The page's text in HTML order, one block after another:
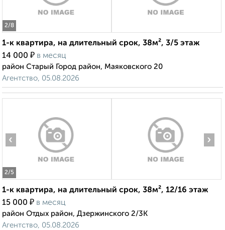
2/8
1-к квартира, на длительный срок, 38м², 3/5 этаж
14 000 ₽ в месяц
район Старый Город район, Маяковского 20
Агентство, 05.08.2026
2/5
‹ ›
1-к квартира, на длительный срок, 38м², 12/16 этаж
15 000 ₽ в месяц
район Отдых район, Дзержинского 2/3К
Агентство, 05.08.2026